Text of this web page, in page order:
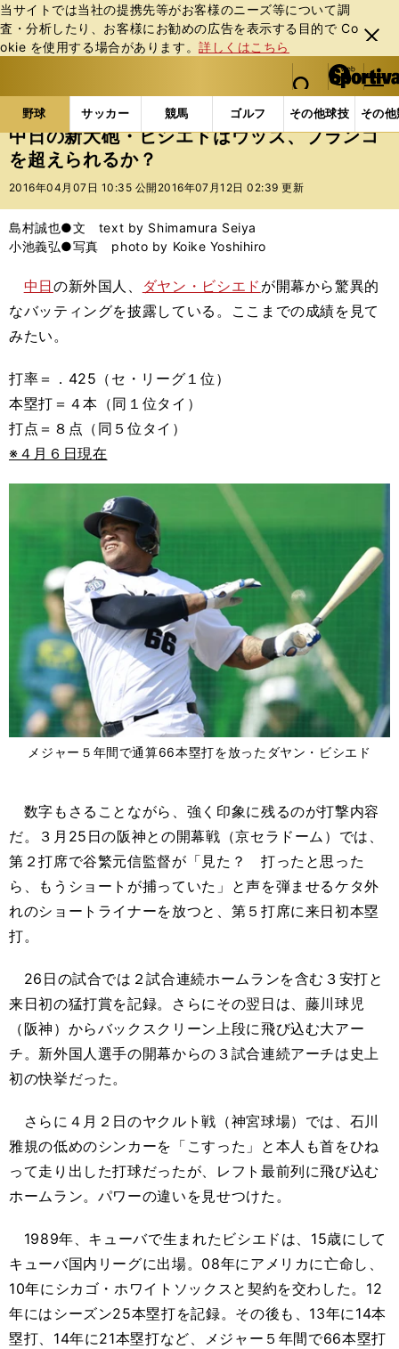
当サイトでは当社の提携先等がお客様のニーズ等について調
査・分析したり、お客様にお勧めの広告を表⽰する⽬的で Co
okie を使⽤する場合があります。詳しくはこちら
閉じ
る
web Sportiva (webスポルティーバ)
検索
マイペ
ー
ジ
メニュ
野球 サッカー 競馬 ゴルフ その他球技 その
b
ス
ポ
ル
バ
野球の記事一覧 プロ野球 中日の新大砲・ビシエド
中日の新大砲・ビシエドはウッズ、ブランコ
を超えられるか？
2016年04月07日 10:35 公開 2016年07月12日 02:39 更新
島村誠也●文 text by Shimamura Seiya
小池義弘●写真 photo by Koike Yoshihiro
中日の新外国人、 ダヤン・ビシエド が開幕から驚異的
なバッティングを披露している。ここまでの成績を見て
みたい。
打率＝．425（セ・リーグ１位）
本塁打＝４本（同１位タイ）
打点＝８点（同５位タイ）
※４月６日現在
メジャー５年間で通算66本塁打を放ったダヤン・ビシエド
数字もさることながら、強く印象に残るのが打撃内容
だ。３月25日の阪神との開幕戦（京セラドーム）では、
第２打席で谷繁元信監督が「見た？ 打ったと思った
ら、もうショートが捕っていた」と声を弾ませるケタ外
れのショートライナーを放つと、第５打席に来日初本塁
打。
26日の試合では２試合連続ホームランを含む３安打と
来日初の猛打賞を記録。さらにその翌日は、藤川球児
（阪神）からバックスクリーン上段に飛び込む大アー
チ。新外国人選手の開幕からの３試合連続アーチは史上
初の快挙だった。
さらに４月２日のヤクルト戦（神宮球場）では、石川
雅規の低めのシンカーを「こすった」と本人も首をひね
って走り出した打球だったが、レフト最前列に飛び込む
ホームラン。パワーの違いを見せつけた。
1989年、キューバで生まれたビシエドは、15歳にして
キューバ国内リーグに出場。08年にアメリカに亡命し、
10年にシカゴ・ホワイトソックスと契約を交わした。12
年にはシーズン25本塁打を記録。その後も、13年に14本
塁打、14年に21本塁打など、メジャー５年間で66本塁打